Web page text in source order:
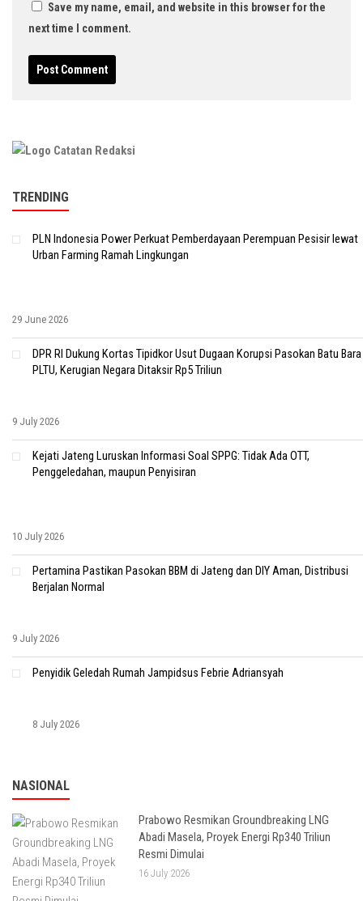
Save my name, email, and website in this browser for the
next time I comment.
TRENDING
PLN Indonesia Power Perkuat Pemberdayaan Perempuan Pesisir lewat
Urban Farming Ramah Lingkungan
29 June 2026
DPR RI Dukung Kortas Tipidkor Usut Dugaan Korupsi Pasokan Batu Bara
PLTU, Kerugian Negara Ditaksir Rp5 Triliun
9 July 2026
Kejati Jateng Luruskan Informasi Soal SPPG: Tidak Ada OTT,
Penggeledahan, maupun Penyisiran
10 July 2026
Pertamina Pastikan Pasokan BBM di Jateng dan DIY Aman, Distribusi
Berjalan Normal
9 July 2026
Penyidik Geledah Rumah Jampidsus Febrie Adriansyah
8 July 2026
NASIONAL
Prabowo Resmikan Groundbreaking LNG
Abadi Masela, Proyek Energi Rp340 Triliun
Resmi Dimulai
16 July 2026